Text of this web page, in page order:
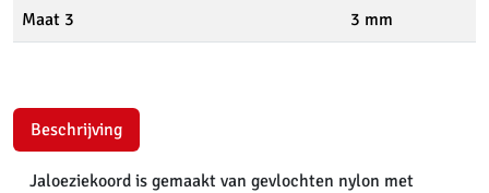
Maat 3 3 mm
Beschrijving
Jaloeziekoord is gemaakt van gevlochten nylon met